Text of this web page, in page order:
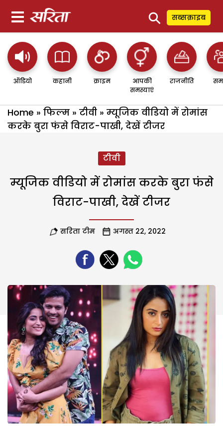
⚲ सब्सक्राइब
ऑडियो कहानी क्राइम
आपकी
समस्याएं
राजनीति
Home » फिल्म » टीवी » म्यूजिक वीडियो में रोमांस
करके बुरा फंसे विराट-पाखी, देखें टीजर
टीवी
म्यूजिक वीडियो में रोमांस करके बुरा फंसे
विराट-पाखी, देखें टीजर
सरिता टीम अगस्त 22, 2022